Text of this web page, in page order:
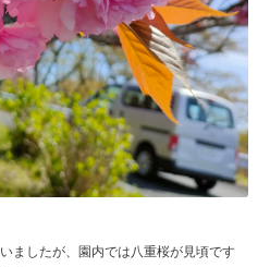
ましたが、園内では八重桜が見頃です